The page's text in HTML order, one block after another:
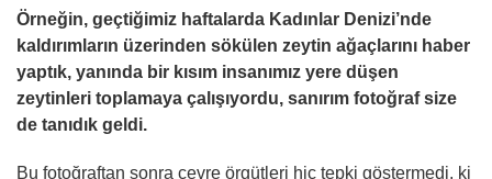
Örneğin, geçtiğimiz haftalarda Kadınlar Denizi’nde
kaldırımların üzerinden sökülen zeytin ağaçlarını haber
yaptık, yanında bir kısım insanımız yere düşen
zeytinleri toplamaya çalışıyordu, sanırım fotoğraf size
de tanıdık geldi.
Bu fotoğraftan sonra çevre örgütleri hiç tepki göstermedi, ki